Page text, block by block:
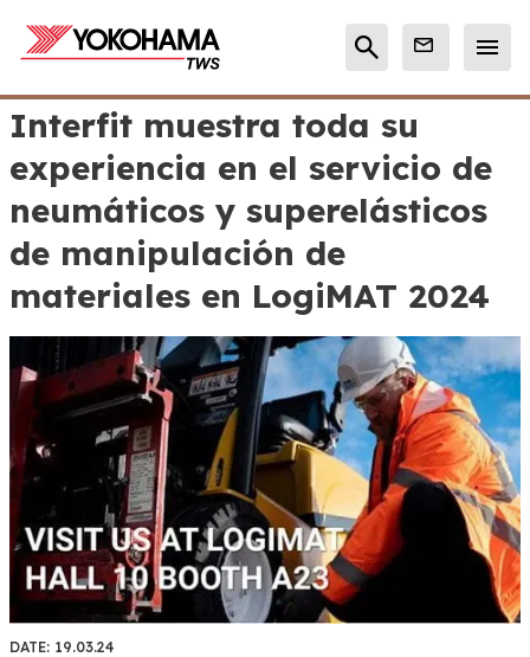
Interfit muestra toda su
experiencia en el servicio de
neumáticos y superelásticos
de manipulación de
materiales en LogiMAT 2024
DATE: 19.03.24